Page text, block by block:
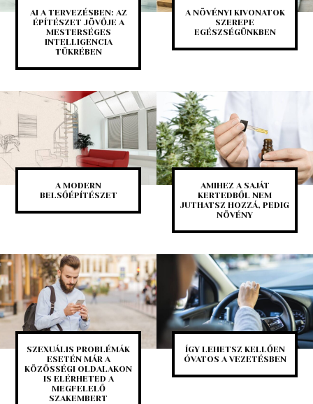
AI A TERVEZÉSBEN: AZ
ÉPÍTÉSZET JÖVŐJE A
MESTERSÉGES
INTELLIGENCIA
TÜKRÉBEN
A NÖVÉNYI KIVONATOK
SZEREPE
EGÉSZSÉGÜNKBEN
A MODERN
BELSŐÉPÍTÉSZET
AMIHEZ A SAJÁT
KERTEDBŐL NEM
JUTHATSZ HOZZÁ, PEDIG
NÖVÉNY
SZEXUÁLIS PROBLÉMÁK
ESETÉN MÁR A
KÖZÖSSÉGI OLDALAKON
IS ELÉRHETED A
MEGFELELŐ
SZAKEMBERT
ÍGY LEHETSZ KELLŐEN
ÓVATOS A VEZETÉSBEN